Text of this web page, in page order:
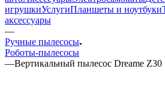
игрушкиУслугиПланшеты и ноутбуки
аксессуары
—
Ручные пылесосы
Роботы-пылесосы
—Вертикальный пылесос Dreame Z30